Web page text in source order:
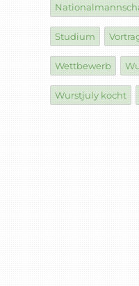
Studium
Wettbewerb
Wurstjuly kocht